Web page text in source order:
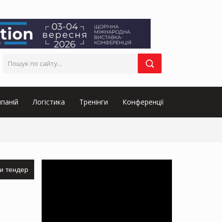
Логістика Тренінги Конференції
тендер